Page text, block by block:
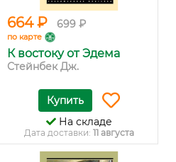
664 ₽ 699 ₽
по карте
К востоку от Эдема
Стейнбек Дж.
Купить
На складе
Дата доставки: 11 августа